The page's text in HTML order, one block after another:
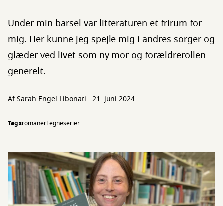
Under min barsel var litteraturen et frirum for
mig. Her kunne jeg spejle mig i andres sorger og
glæder ved livet som ny mor og forældrerollen
generelt.
Af Sarah Engel Libonati 21. juni 2024
TagsromanerTegneserier